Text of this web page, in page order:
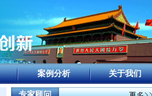
案例分析 关于我们